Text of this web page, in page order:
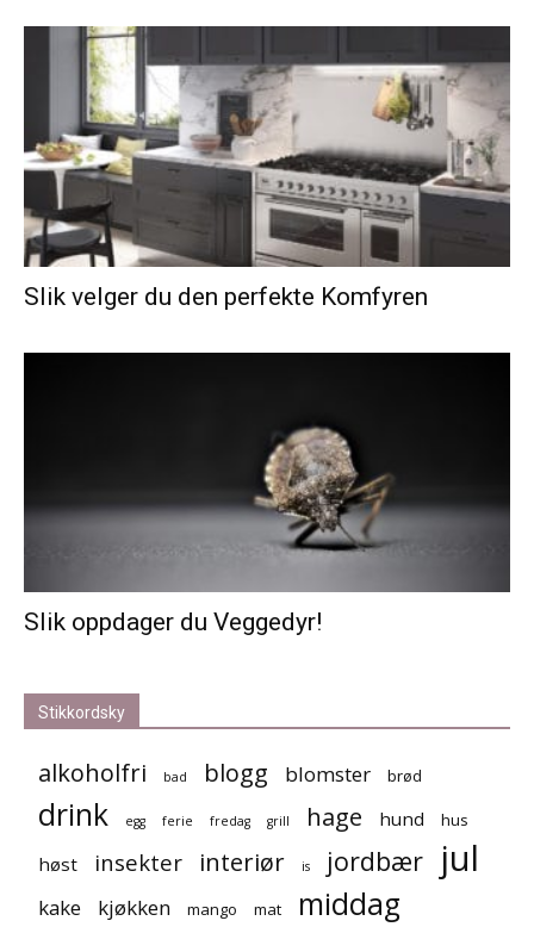
Slik velger du den perfekte Komfyren
Slik oppdager du Veggedyr!
Stikkordsky
alkoholfri bad blogg blomster brød
drink egg ferie fredag grill hage hund hus
høst insekter interiør is jordbær jul
kake kjøkken mango mat middag